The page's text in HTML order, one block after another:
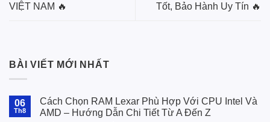
VIỆT NAM 🔥
Tốt, Bảo Hành Uy Tín 🔥
BÀI VIẾT MỚI NHẤT
06
Th8
Cách Chọn RAM Lexar Phù Hợp Với CPU Intel Và
AMD – Hướng Dẫn Chi Tiết Từ A Đến Z